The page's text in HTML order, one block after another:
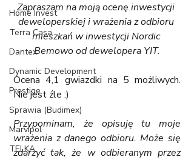
Home Invest
Terra Casa
Dantex
Dynamic Development
Prestige
Sprawia (Budimex)
Marvipol
TELKA
Zapraszam na moją ocenę inwestycji
deweloperskiej i wrażenia z odbioru
mieszkań w inwestycji Nordic
Bemowo od dewelopera YIT.
Ocena 4,1 gwiazdki na 5 możliwych.
Nie jest źle :)
Przypominam, że opisuję tu moje
wrażenia z danego odbioru. Może się
zdarzyć tak, że w odbieranym przez